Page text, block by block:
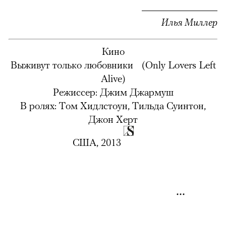
Илья Миллер
Кино
Выживут только любовники (Only Lovers Left
Alive)
Режиссер: Джим Джармуш
В ролях: Том Хидлстоун, Тильда Суинтон,
Джон Херт
США, 2013